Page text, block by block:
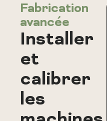
Fabrication
avancée
Installer
et
calibrer
les